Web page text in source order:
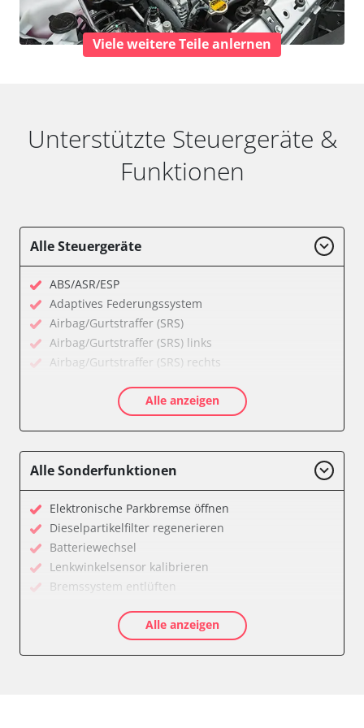
Viele weitere Teile anlernen
Unterstützte Steuergeräte &
Funktionen
Alle Steuergeräte
ABS/ASR/ESP
Adaptives Federungssystem
Airbag/Gurtstraffer (SRS)
Airbag/Gurtstraffer (SRS) links
Airbag/Gurtstraffer (SRS) rechts
Aktivlenkung
Anhängersteuergerät
Bedieneinheit Mittelkonsole
Bordcomputer
CD-Wechsler
Command
Dachbedieneinheit (DBE)
Dämpfungssystem hinten links
Dämpfungssystem hinten rechts
Dämpfungssystem vorne links
Dämpfungssystem vorne rechts
Alle anzeigen
Alle Sonderfunktionen
Elektronische Parkbremse öffnen
Dieselpartikelfilter regenerieren
Batteriewechsel
Lenkwinkelsensor kalibrieren
Bremssystem entlüften
Elektronische Parkbremse kalibrieren
Ölservicerückstellung
Alle anzeigen